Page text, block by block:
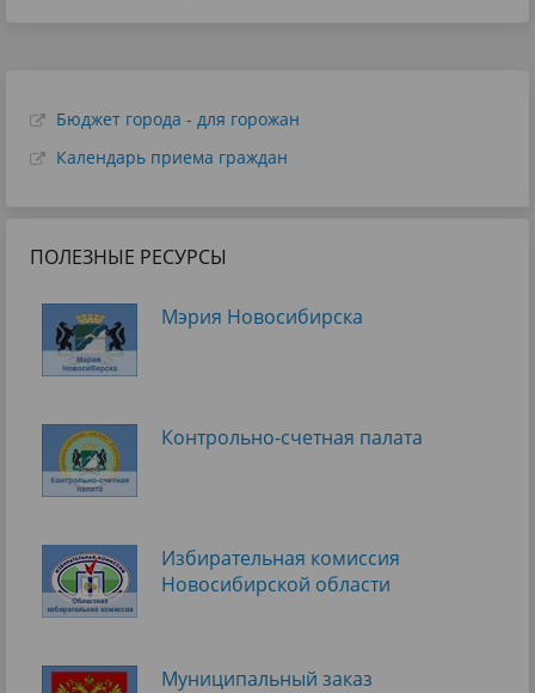
Бюджет города - для горожан
Календарь приема граждан
ПОЛЕЗНЫЕ РЕСУРСЫ
Мэрия Новосибирска
Контрольно-счетная палата
Избирательная комиссия
Новосибирской области
Муниципальный заказ